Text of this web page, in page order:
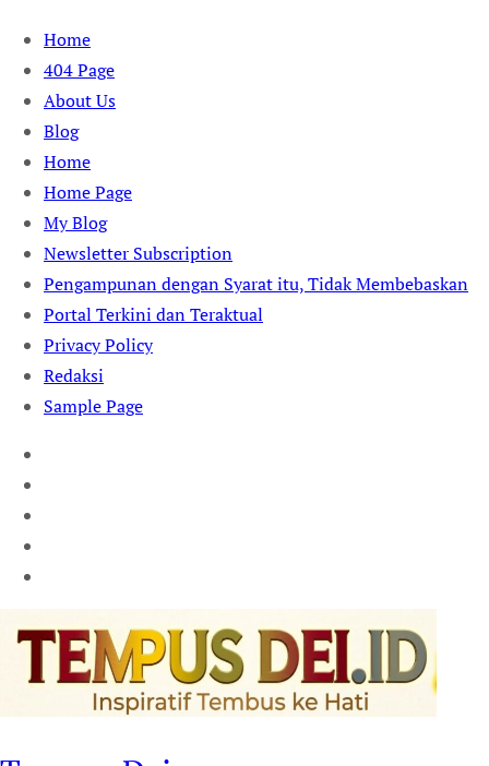
Skip
content
Home
404 Page
About Us
Blog
Home
Home Page
My Blog
Newsletter Subscription
Pengampunan dengan Syarat itu, Tidak Membebaskan
Portal Terkini dan Teraktual
Privacy Policy
Redaksi
Sample Page